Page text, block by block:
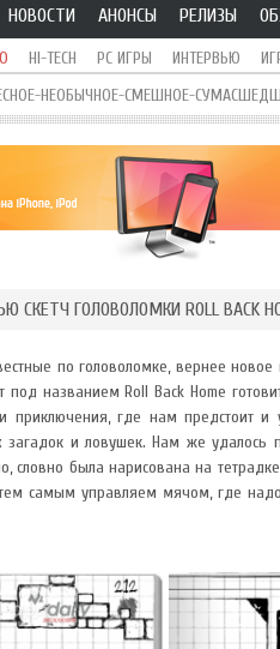
НОВОСТИ АНОНСЫ РЕЛИЗЫ
HI-TECH PC ИГРЫ ИНТЕРВЬЮ
НЕОБЫЧНОЕ-СМЕШНОЕ-
СКЕТЧ ГОЛОВОЛОМКИ ROLL BACK
по головоломке, вернее
названием Roll Back Home
приключения, где нам предстоит
и ловушек. Нам же удалось
словно была нарисована на
тем самым управляем мячом, где